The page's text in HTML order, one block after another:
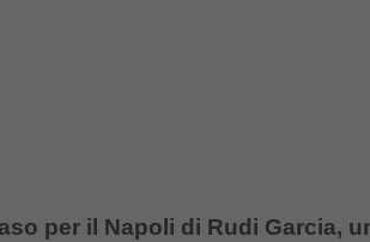
per il Napoli di Rudi Garcia,